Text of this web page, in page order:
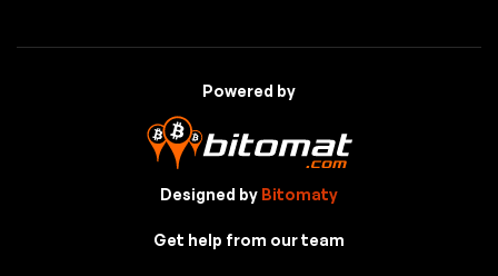
Powered by
Designed by Bitomaty
Get help from our team